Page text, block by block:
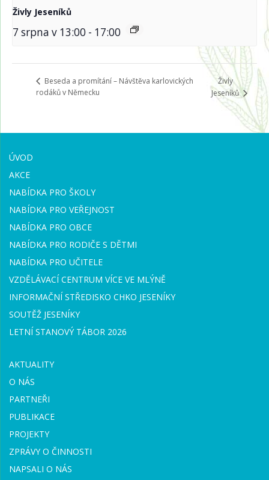
Živly Jeseníků
7 srpna v 13:00 - 17:00
Beseda a promítání – Návštěva karlovických
rodáků v Německu
Živly
Jeseníků
ÚVOD
AKCE
NABÍDKA PRO ŠKOLY
NABÍDKA PRO VEŘEJNOST
NABÍDKA PRO OBCE
NABÍDKA PRO RODIČE S DĚTMI
NABÍDKA PRO UČITELE
VZDĚLÁVACÍ CENTRUM VÍCE VE MLÝNĚ
INFORMAČNÍ STŘEDISKO CHKO JESENÍKY
SOUTĚŽ JESENÍKY
LETNÍ STANOVÝ TÁBOR 2026
AKTUALITY
O NÁS
PARTNEŘI
PUBLIKACE
PROJEKTY
ZPRÁVY O ČINNOSTI
NAPSALI O NÁS